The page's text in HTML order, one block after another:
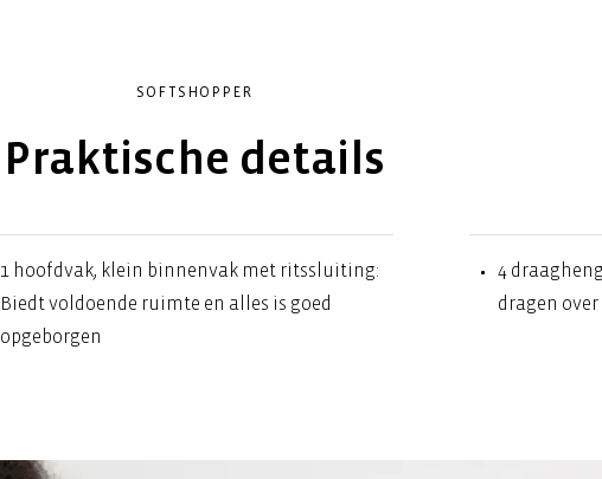
SOFTSHOPPER
Praktische details
1 hoofdvak, klein binnenvak met ritssluiting:
Biedt voldoende ruimte en alles is goed
opgeborgen
4
dragen